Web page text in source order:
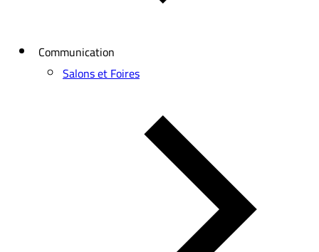
Communication
Salons et Foires